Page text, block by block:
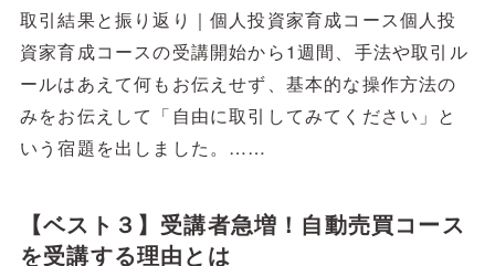
取引結果と振り返り｜個人投資家育成コース個人投
資家育成コースの受講開始から1週間、手法や取引ル
ールはあえて何もお伝えせず、基本的な操作方法の
みをお伝えして「自由に取引してみてください」と
いう宿題を出しました。……
【ベスト３】受講者急増！自動売買コース
を受講する理由とは